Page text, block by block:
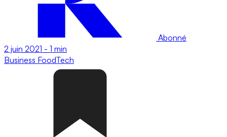
Abonné
2 juin 2021 - 1 min
Business FoodTech